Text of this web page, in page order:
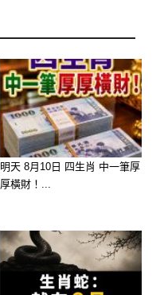
明天 8月10日 四生肖 中一筆厚
厚橫財！...